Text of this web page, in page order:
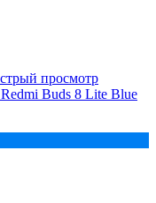
просмотр
Buds 8 Lite Blue